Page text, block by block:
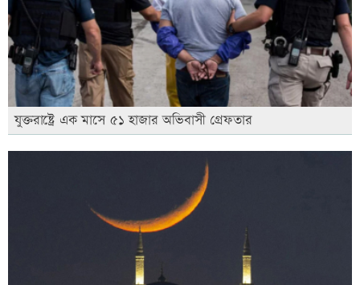
যুক্তরাষ্ট্রে এক মাসে ৫১ হাজার অভিবাসী গ্রেফতার